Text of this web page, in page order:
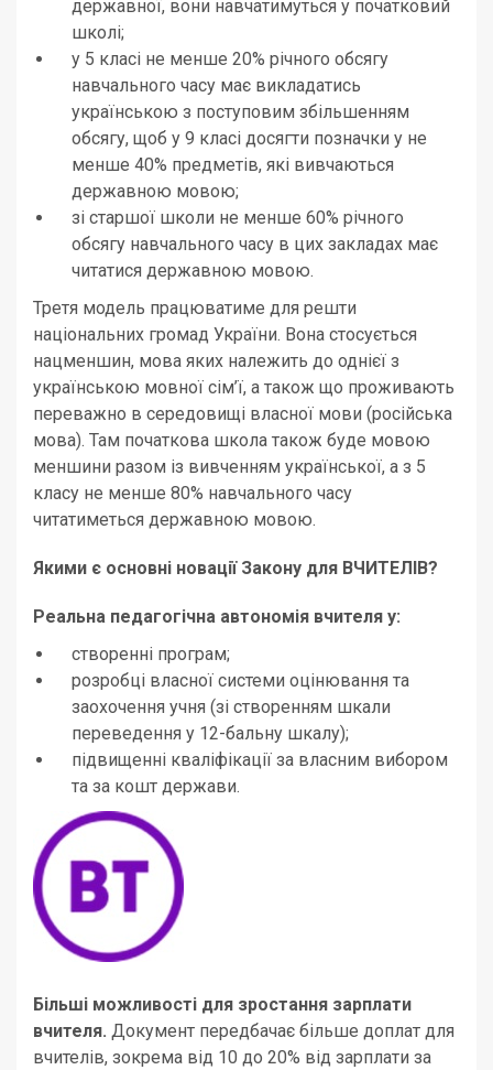
державної, вони навчатимуться у початковий
школі;
у 5 класі не менше 20% річного обсягу
навчального часу має викладатись
українською з поступовим збільшенням
обсягу, щоб у 9 класі досягти позначки у не
менше 40% предметів, які вивчаються
державною мовою;
зі старшої школи не менше 60% річного
обсягу навчального часу в цих закладах має
читатися державною мовою.
Третя модель працюватиме для решти
національних громад України. Вона стосується
нацменшин, мова яких належить до однієї з
українською мовної сім’ї, а також що проживають
переважно в середовищі власної мови (російська
мова). Там початкова школа також буде мовою
меншини разом із вивченням української, а з 5
класу не менше 80% навчального часу
читатиметься державною мовою.
Якими є основні новації Закону для ВЧИТЕЛІВ?
Реальна педагогічна автономія вчителя у:
створенні програм;
розробці власної системи оцінювання та
заохочення учня (зі створенням шкали
переведення у 12-бальну шкалу);
підвищенні кваліфікації за власним вибором
та за кошт держави.
Більші можливості для зростання зарплати
вчителя. Документ передбачає більше доплат для
вчителів, зокрема від 10 до 20% від зарплати за